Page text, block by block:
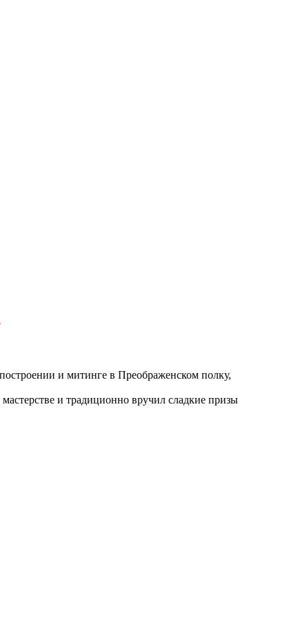
и митинге в Преображенском полку,
и традиционно вручил сладкие призы